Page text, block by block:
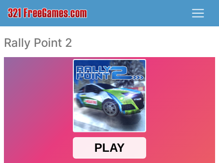
Rally Point 2